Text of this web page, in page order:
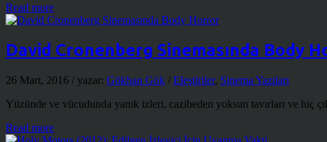
Read more
David Cronenberg Sinemasında Body
26 Mart, 2016 / yazar: Gökhan Gök / Eleştiriler, Sinema Yazıları
Yüzünde ve vücudunda yanık izleri, cazibeden yoksun tavırları ve hiç
Read more